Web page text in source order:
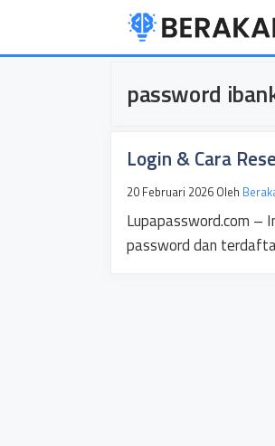
isi
password
Login & Cara
20 Februari 2026 Oleh
Lupapassword.com –
password dan